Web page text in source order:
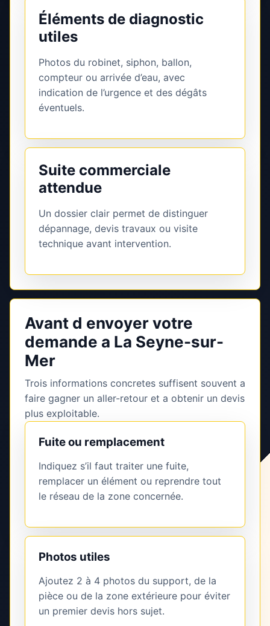
Éléments de diagnostic
utiles
Photos du robinet, siphon, ballon,
compteur ou arrivée d’eau, avec
indication de l’urgence et des dégâts
éventuels.
Suite commerciale
attendue
Un dossier clair permet de distinguer
dépannage, devis travaux ou visite
technique avant intervention.
Avant d envoyer votre
demande a La Seyne-sur-
Mer
Trois informations concretes suffisent souvent a
faire gagner un aller-retour et a obtenir un devis
plus exploitable.
Fuite ou remplacement
Indiquez s’il faut traiter une fuite,
remplacer un élément ou reprendre tout
le réseau de la zone concernée.
Photos utiles
Ajoutez 2 à 4 photos du support, de la
pièce ou de la zone extérieure pour éviter
un premier devis hors sujet.